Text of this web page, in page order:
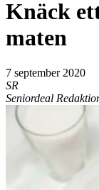
Knäck
maten
7 september 2020
SR
Seniordeal